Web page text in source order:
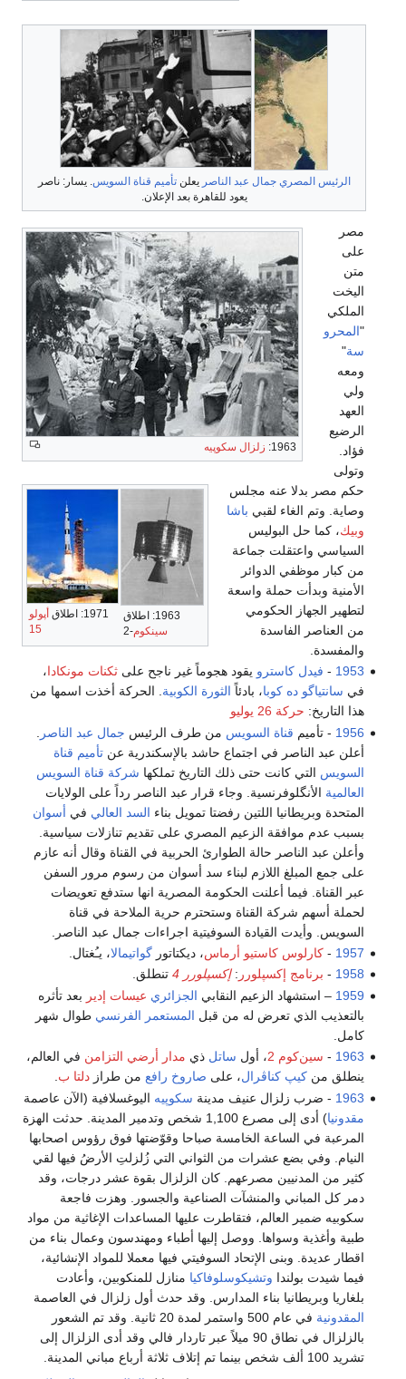
الرئيس المصري جمال عبد الناصر يعلنتأميم قناة السويس . يسار: ناصر
يعود للقاهرة بعد الإعلان.
1963: زلزال سكوپيه
1963: اطلاق
سينكوم-2
1971: اطلاق
أپولو
15
مصر
على
متن
اليخت
الملكي
"المحرو
سة"
ومعه
ولي
العهد
الرضيع
فؤاد.
وتولى
حكم مصر بدلا عنه مجلس
وصاية. وتم الغاء لقبي باشا
وبيك، كما حل البوليس
السياسي واعتقلت جماعة
من كبار موظفي الدوائر
الأمنية وبدأت حملة واسعة
لتطهير الجهاز الحكومي
من العناصر الفاسدة
والمفسدة.
1953
- فيدل كاسترو يقود هجوماً غير ناجح علىثكنات مونكادا،
في سانتياگو ده كوبا، بادئاً الثورة الكوبية . الحركة أخذت اسمها من
هذا التاريخ: حركة 26 يوليو
1956 - تأميم قناة السويس من طرف الرئيس جمال عبد الناصر
أعلن عبد الناصر في اجتماع حاشد بالإسكندرية عنتأميم قناة
السويس التي كانت حتى ذلك التاريخ تملكها شركة قناة السويس
العالمية الأنگلوفرنسية. وجاء قرار عبد الناصر رداً على الولايات
المتحدة وبريطانيا اللتين رفضتا تمويل بناء السد العالي في أسوان
بسبب عدم موافقة الزعيم المصري على تقديم تنازلات سياسية.
وأعلن عبد الناصر حالة الطوارئ الحربية في القناة وقال أنه عازم
على جمع المبلغ اللازم لبناء سد أسوان من رسوم مرور السفن
عبر القناة. فيما أعلنت الحكومة المصرية انها ستدفع تعويضات
لحملة أسهم شركة القناة وستحترم حرية الملاحة في قناة
السويس. وأيدت القيادة السوفيتية اجراءات جمال عبد الناصر.
1957
-كارلوس كاستيو أرماس، ديكتاتورگواتيمالا، يـُغتال.
1958
- برنامج إكسپلورر :إكسپلورر 4
تنطلق.
1959 – استشهاد الزعيم النقابي الجزائري عيسات إدير بعد تأثره
بالتعذيب الذي تعرض له من قبل المستعمر الفرنسي طوال شهر
كامل.
1963
- سين‌كوم 2 ، أول ساتل ذي مدار أرضي التزامن في العالم،
ينطلق منكيپ كناڤرال، على صاروخ رافع من طرازدلتا ب
1963 - ضرب زلزال عنيف مدينة سكوپيه اليوغسلافية (الآن عاصمة
مقدونيا
) أدى إلى مصرع 1,100 شخص وتدمير المدينة. حدثت الهزة
المرعبة في الساعة الخامسة صباحا وقوّضتها فوق رؤوس اصحابها
النيام. وفي بضع عشرات من الثواني التي زُلزلتِ الأرضُ فيها لقي
كثير من المدنيين مصرعهم. كان الزلزال بقوة عشر درجات، وقد
دمر كل المباني والمنشآت الصناعية والجسور. وهزت فاجعة
سكوبيه ضمير العالم، فتقاطرت عليها المساعدات الإغاثية من مواد
طبية وأغذية وسواها. ووصل إليها أطباء ومهندسون وعمال بناء من
اقطار عديدة. وبنى الإتحاد السوفيتي فيها معملا للمواد الإنشائية،
فيما شيدت بولندا وتشيكوسلوفاكيا منازل للمنكوبين، وأعادت
بلغاريا وبريطانيا بناء المدارس. وقد حدث أول زلزال في العاصمة
المقدونية
في عام 500 واستمر لمدة 20 ثانية. وقد تم الشعور
بالزلزال في نطاق 90 ميلاً عبر تاردار فالي وقد أدى الزلزال إلى
تشريد 100 ألف شخص بينما تم إتلاف ثلاثة أرباع مباني المدينة.